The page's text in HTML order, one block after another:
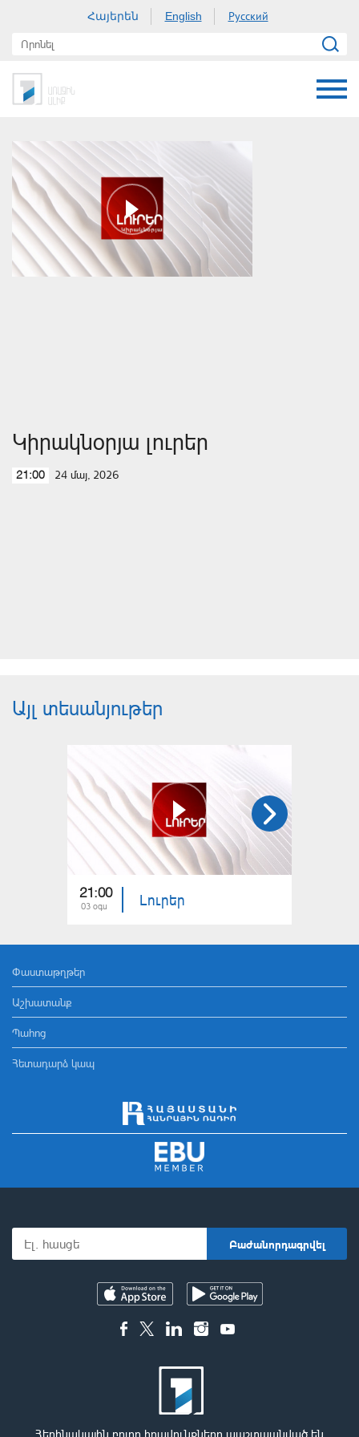
Հայերեն English Русский
Կիրակնօրյա լուրեր
21:00 24 մայ, 2026
Այլ տեսանյութեր
21:00
03 օգս Լուրեր
Փաստաթղթեր
Աշխատանք
Պահոց
Հետադարձ կապ
Հեղինակային բոլոր իրավունքները պաշտպանված են